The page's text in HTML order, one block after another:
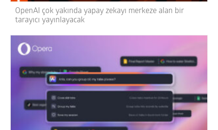
OpenAI çok yakında yapay zekayı merkeze alan bir
tarayıcı yayınlayacak